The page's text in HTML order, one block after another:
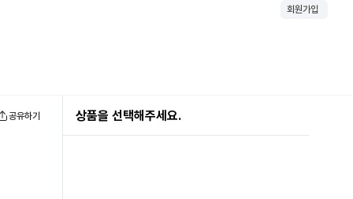
회원가입
공유하기 상품을 선택해주세요.